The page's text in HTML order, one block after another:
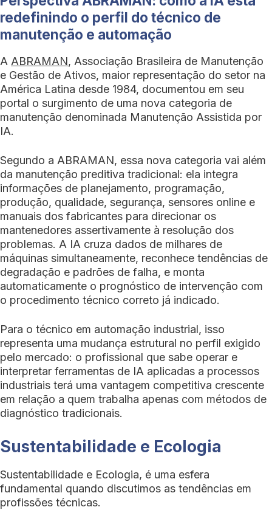
redefinindo o perfil do técnico de
manutenção e automação
A ABRAMAN, Associação Brasileira de Manutenção
e Gestão de Ativos, maior representação do setor na
América Latina desde 1984, documentou em seu
portal o surgimento de uma nova categoria de
manutenção denominada Manutenção Assistida por
IA.
Segundo a ABRAMAN, essa nova categoria vai além
da manutenção preditiva tradicional: ela integra
informações de planejamento, programação,
produção, qualidade, segurança, sensores online e
manuais dos fabricantes para direcionar os
mantenedores assertivamente à resolução dos
problemas. A IA cruza dados de milhares de
máquinas simultaneamente, reconhece tendências de
degradação e padrões de falha, e monta
automaticamente o prognóstico de intervenção com
o procedimento técnico correto já indicado.
Para o técnico em automação industrial, isso
representa uma mudança estrutural no perfil exigido
pelo mercado: o profissional que sabe operar e
interpretar ferramentas de IA aplicadas a processos
industriais terá uma vantagem competitiva crescente
em relação a quem trabalha apenas com métodos de
diagnóstico tradicionais.
Sustentabilidade e Ecologia
Sustentabilidade e Ecologia, é uma esfera
fundamental quando discutimos as tendências em
profissões técnicas.